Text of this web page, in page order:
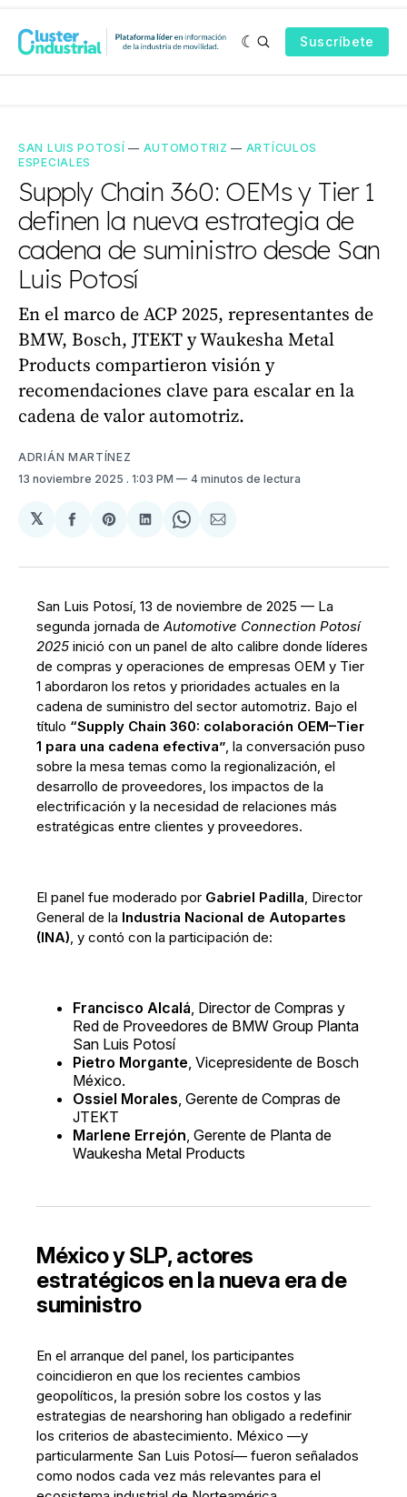
Suscríbete
SAN LUIS POTOSÍ — AUTOMOTRIZ — ARTÍCULOS
ESPECIALES
Supply Chain 360: OEMs y Tier 1
definen la nueva estrategia de
cadena de suministro desde San
Luis Potosí
En el marco de ACP 2025, representantes de
BMW, Bosch, JTEKT y Waukesha Metal
Products compartieron visión y
recomendaciones clave para escalar en la
cadena de valor automotriz.
ADRIÁN MARTÍNEZ
13 noviembre 2025 . 1:03 PM 4 minutos de lectura
𝕏
Compartir
Facebook
Share
Pinterest
Compartir
LinkedIn
Share
WhatsApp
Compartir
Email
San Luis Potosí, 13 de noviembre de 2025 — La
segunda jornada deAutomotive Connection Potosí
2025 inició con un panel de alto calibre donde líderes
de compras y operaciones de empresas OEM y Tier
1 abordaron los retos y prioridades actuales en la
cadena de suministro del sector automotriz. Bajo el
título “Supply Chain 360: colaboración OEM–Tier
1 para una cadena efectiva”, la conversación puso
sobre la mesa temas como la regionalización, el
desarrollo de proveedores, los impactos de la
electrificación y la necesidad de relaciones más
estratégicas entre clientes y proveedores.
El panel fue moderado por Gabriel Padilla, Director
General de la Industria Nacional de Autopartes
(INA), y contó con la participación de:
Francisco Alcalá, Director de Compras y
Red de Proveedores de BMW Group Planta
San Luis Potosí
Pietro Morgante, Vicepresidente de Bosch
México.
Ossiel Morales, Gerente de Compras de
JTEKT
Marlene Errejón, Gerente de Planta de
Waukesha Metal Products
México y SLP, actores
estratégicos en la nueva era de
suministro
En el arranque del panel, los participantes
coincidieron en que los recientes cambios
geopolíticos, la presión sobre los costos y las
estrategias de nearshoring han obligado a redefinir
los criterios de abastecimiento. México —y
particularmente San Luis Potosí— fueron señalados
como nodos cada vez más relevantes para el